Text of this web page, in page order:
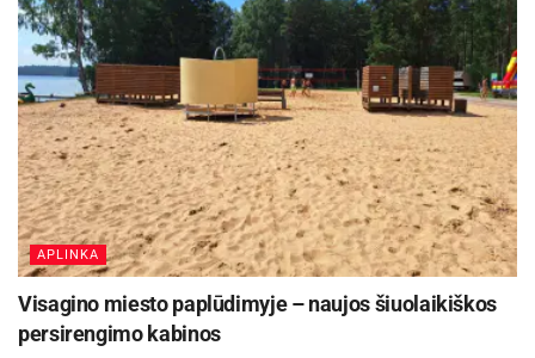
Kalėdų dvasia jau gruodžio viduryje sklando
aplink.
Lai būna ateinantys 2016 metai vien gėrio
pradžia, ramūs, dosnūs, laimingi ir turtingi mums
visiems.
Natalija Levickaja
APLINKA
Visagino miesto paplūdimyje – naujos šiuolaikiškos
persirengimo kabinos